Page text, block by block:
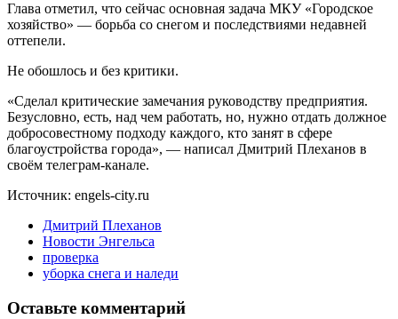
Глава отметил, что сейчас основная задача МКУ «Городское
хозяйство» — борьба со снегом и последствиями недавней
оттепели.
Не обошлось и без критики.
«Сделал критические замечания руководству предприятия.
Безусловно, есть, над чем работать, но, нужно отдать должное
добросовестному подходу каждого, кто занят в сфере
благоустройства города», — написал Дмитрий Плеханов в
своём телеграм-канале.
Источник: engels-city.ru
Дмитрий Плеханов
Новости Энгельса
проверка
уборка снега и наледи
Оставьте комментарий